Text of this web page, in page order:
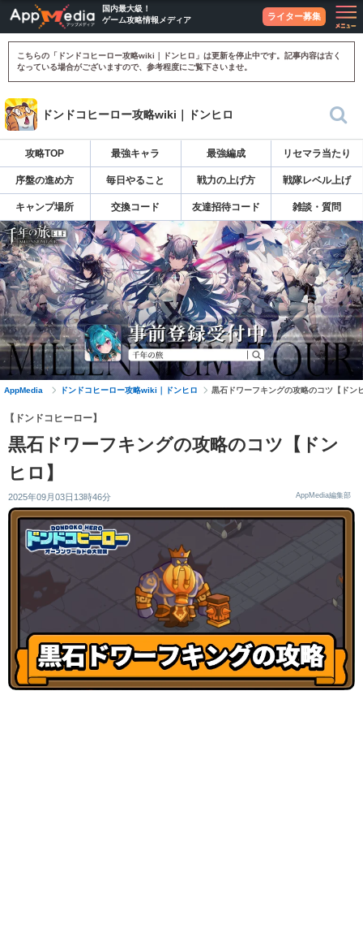
国内最大級！
ゲーム攻略情報メディア
ライター募集
こちらの「ドンドコヒーロー攻略wiki｜ドンヒロ」は更新を停止中です。記事内容は古く
なっている場合がございますので、参考程度にご覧下さいませ。
ドンドコヒーロー攻略wiki｜ドンヒロ
攻略TOP 最強キャラ 最強編成 リセマラ当たり
序盤の進め方 毎日やること 戦力の上げ方 戦隊レベル上げ
キャンプ場所 交換コード 友達招待コード 雑談・質問
AppMedia ドンドコヒーロー攻略wiki｜ドンヒロ 黒石ドワーフキングの攻略のコツ【ドン
【ドンドコヒーロー】
黒石ドワーフキングの攻略のコツ【ドン
ヒロ】
2025年09月03日13時46分 AppMedia編集部